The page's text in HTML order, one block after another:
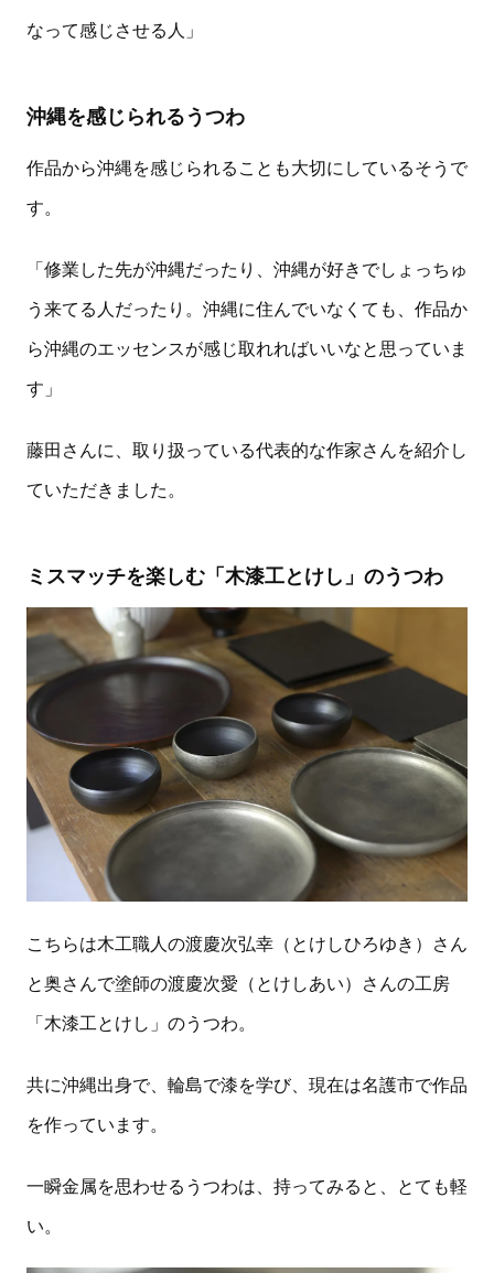
なって感じさせる人」
沖縄を感じられるうつわ
作品から沖縄を感じられることも大切にしているそうで
す。
「修業した先が沖縄だったり、沖縄が好きでしょっちゅ
う来てる人だったり。沖縄に住んでいなくても、作品か
ら沖縄のエッセンスが感じ取れればいいなと思っていま
す」
藤田さんに、取り扱っている代表的な作家さんを紹介し
ていただきました。
ミスマッチを楽しむ「木漆工とけし」のうつわ
こちらは木工職人の渡慶次弘幸（とけしひろゆき）さん
と奥さんで塗師の渡慶次愛（とけしあい）さんの工房
「木漆工とけし」のうつわ。
共に沖縄出身で、輪島で漆を学び、現在は名護市で作品
を作っています。
一瞬金属を思わせるうつわは、持ってみると、とても軽
い。